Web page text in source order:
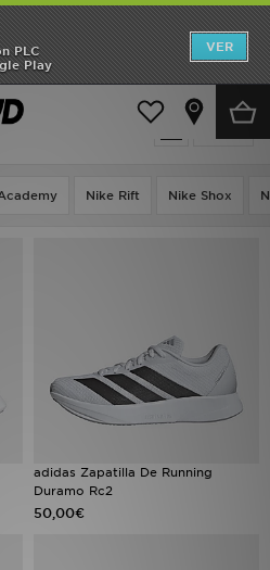
PLC
Play
VER
Nike Rift Nike Shox
adidas Zapatilla De Running
Duramo Rc2
50,00€